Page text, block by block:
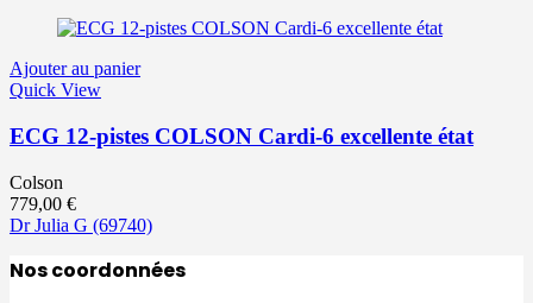
Ajouter au panier
Quick View
ECG 12-pistes COLSON Cardi-6 excellente état
Colson
779,00 €
Dr Julia G (69740)
Nos coordonnées